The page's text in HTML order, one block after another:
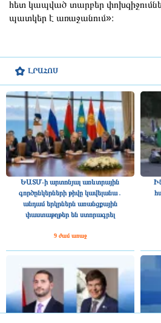
ԼՐԱՀՈՍ
ԵԱՏՄ-ի արտոնյալ առևտրային
գործընկերների թիվը կավելանա․
անդամ երկրներն առանցքային
փաստաթղթեր են ստորագրել
9 ժամ առաջ
հետ կապված տարբեր
պատկեր է առաջանում»։